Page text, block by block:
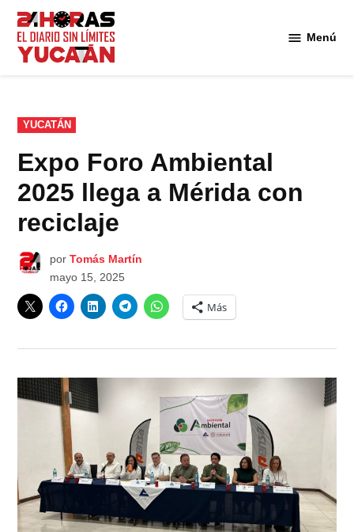
Saltar
contenido
Menú
PUBLICADO
EN
YUCATÁN
Expo Foro Ambiental
2025 llega a Mérida con
reciclaje
por Tomás Martín
mayo 15, 2025
Más